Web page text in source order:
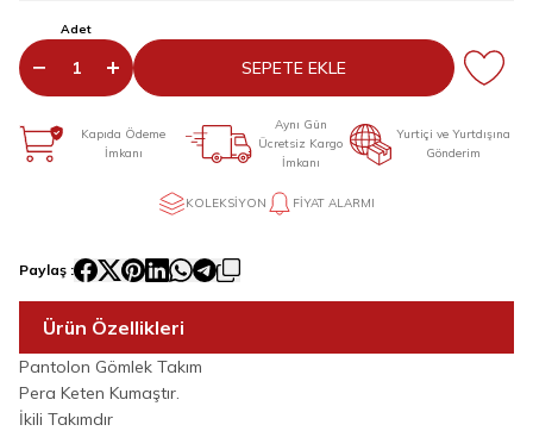
Adet
SEPETE EKLE
Kapıda Ödeme
İmkanı
Aynı Gün
Ücretsiz Kargo
İmkanı
Yurtiçi ve Yurtdışına
Gönderim
KOLEKSIYON FIYAT ALARMI
Paylaş :
Ürün Özellikleri
Pantolon Gömlek Takım
Pera Keten Kumaştır.
İkili Takımdır